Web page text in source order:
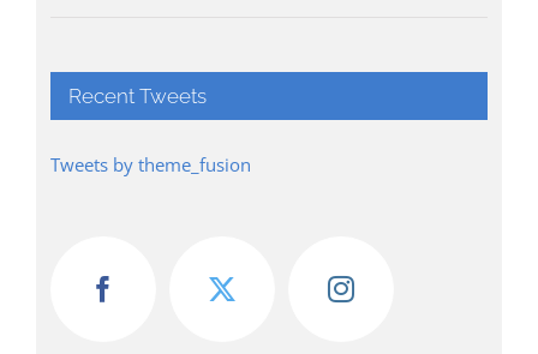
Recent Tweets
Tweets by theme_fusion